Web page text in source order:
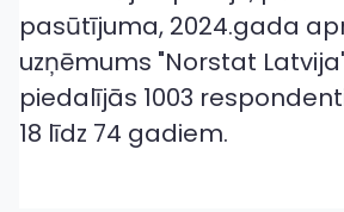
pasūtījuma, 2024.gada
uzņēmums "Norstat
piedalījās 1003
18 līdz 74 gadiem.